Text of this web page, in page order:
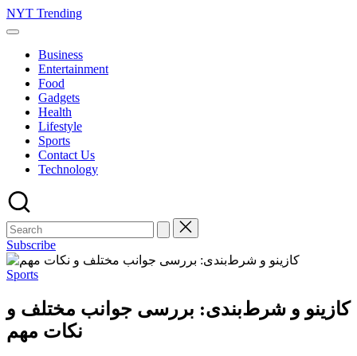
Skip
to
NYT Trending
Business
Entertainment
Food
Gadgets
Health
Lifestyle
Sports
Contact Us
Technology
Subscribe
Posted
Sports
کازینو و شرط‌بندی: بررسی جوانب مختلف و
نکات مهم